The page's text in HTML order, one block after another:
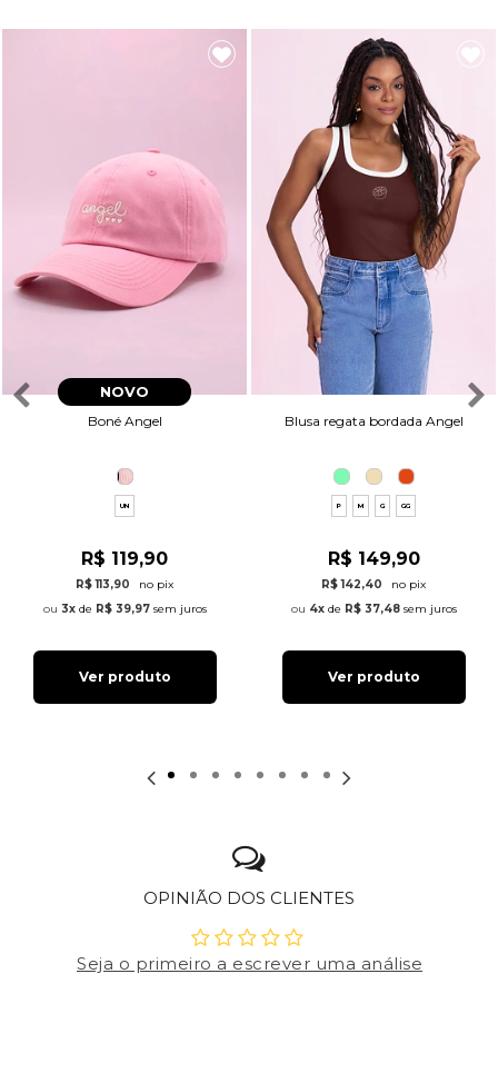
NOVO
Boné Angel
UN
R$ 119,90
R$ 113,90
no pix
3xde R$ 39,97sem juros
Ver produto
Blusa regata bordada Angel
P M G GG
R$ 149,90
R$ 142,40
no pix
4xde R$ 37,48sem juros
Ver produto
OPINIÃO DOS CLIENTES
Seja o primeiro a escrever uma análise